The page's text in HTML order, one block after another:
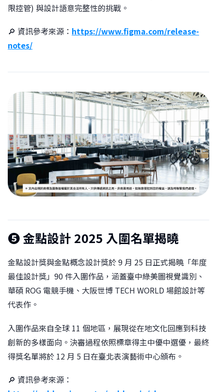
限控管) 與設計語意完整性的挑戰。
🔎 資訊參考來源： https://www.figma.com/release-
notes/
❺金點設計 2025 入圍名單揭曉
金點設計獎與金點概念設計獎於 9 月 25 日正式揭曉「年度
最佳設計獎」90 件入圍作品，涵蓋臺中綠美圖視覺識別、
華碩 ROG 電競手機、大阪世博 TECH WORLD 場館設計等
代表作。
入圍作品來自全球 11 個地區，展現從在地文化回應到科技
創新的多樣面向。決審過程依照標章得主中優中選優，最終
得獎名單將於 12 月 5 日在臺北表演藝術中心頒布。
🔎 資訊參考來源：